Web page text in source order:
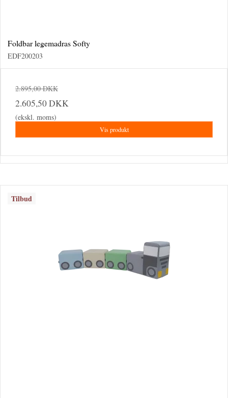
Foldbar legemadras Softy
EDF200203
2.895,00 DKK
2.605,50 DKK
(ekskl. moms)
Vis produkt
Tilbud